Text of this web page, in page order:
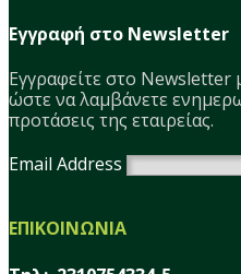
Εγγραφή στο Newsletter
Εγγραφείτε στο Νewsletter
ώστε να λαμβάνετε
προτάσεις της εταιρείας.
Email Address
ΕΠΙΚΟΙΝΩΝΙΑ